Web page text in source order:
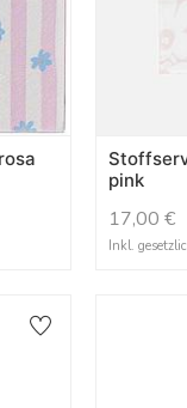
pink
17,00 €
Inkl.